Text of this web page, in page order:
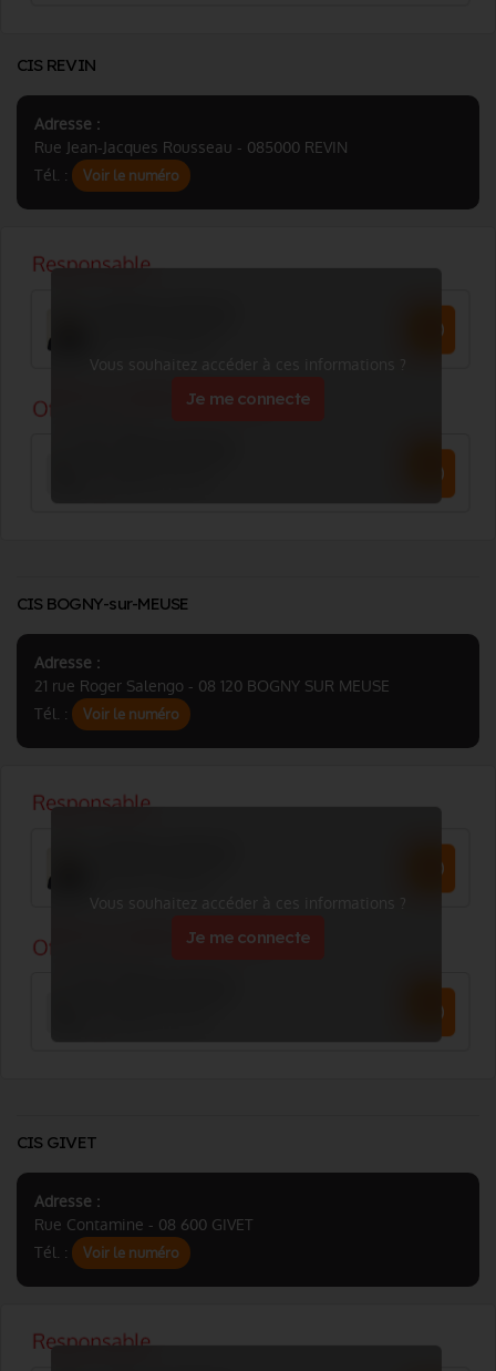
CIS REVIN
Adresse :
Rue Jean-Jacques Rousseau - 085000 REVIN
Tél. :
Voir le numéro
Vous souhaitez accéder à ces informations ?
Je me connecte
CIS BOGNY-sur-MEUSE
Adresse :
21 rue Roger Salengo - 08 120 BOGNY SUR MEUSE
Tél. :
Voir le numéro
Vous souhaitez accéder à ces informations ?
Je me connecte
CIS GIVET
Adresse :
Rue Contamine - 08 600 GIVET
Tél. :
Voir le numéro